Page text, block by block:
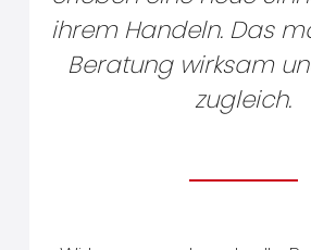
ihrem Handeln. Das
Beratung wirksam
zugleich.